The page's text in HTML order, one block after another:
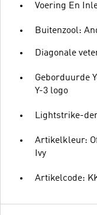
Voering En
Buitenzool:
Diagonale
Geborduurde
Y-3 logo
Lightstrike-
Artikelkleur:
Ivy
Artikelcode: